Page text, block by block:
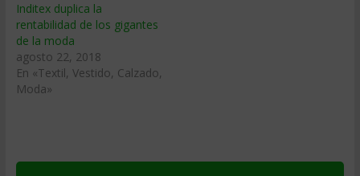
Inditex duplica la
rentabilidad de los gigantes
de la moda
agosto 22, 2018
En «Textil, Vestido, Calzado,
Moda»